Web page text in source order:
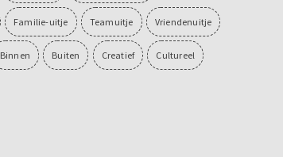
Familie-uitje Teamuitje Vriendenuitje
Binnen Buiten Creatief Cultureel